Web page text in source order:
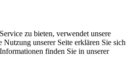
zu bieten, verwendet unsere
unserer Seite erklären Sie sich
finden Sie in unserer